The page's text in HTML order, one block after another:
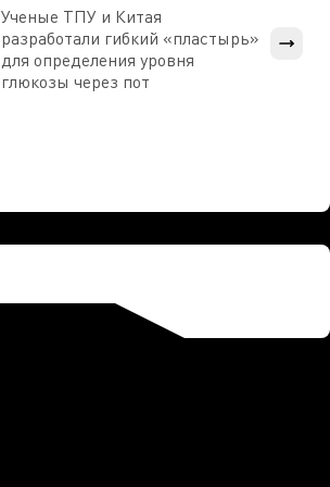
Ученые ТПУ и Китая
разработали гибкий «пластырь»
для определения уровня
глюкозы через пот